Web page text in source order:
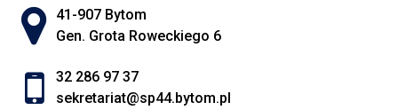
Adres pocztowy:
41-907 Bytom
Gen. Grota Roweckiego 6
32 286 97 37
sekretariat@sp44.bytom.pl